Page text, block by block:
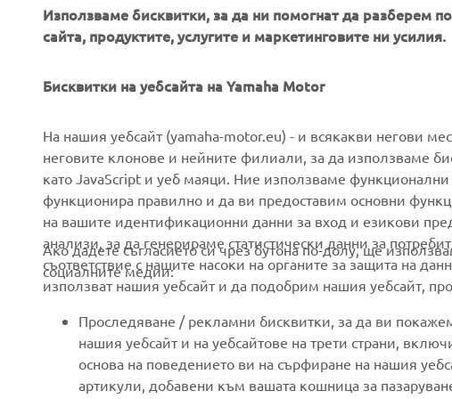
CORPORATE
About us
News
Events
Press
Working at Yamaha
Become a Dealer
FOR BUSINESS
eBike systems
Authorities
Golfcourses
First responders
Robotics
Partnerships
Използваме бисквитки, за да ни помогнат да разберем
сайта, продуктите, услугите и маркетинговите ни усилия.
Бисквитки на уебсайта на Yamaha Motor
На нашия уебсайт (yamaha-motor.eu) - и всякакви негови
неговите клонове и нейните филиали, за да използваме
като JavaScript и уеб маяци. Ние използваме
функционира правилно и да ви предоставим основни
на вашите идентификационни данни за вход и езикови
анализи, за да генерираме статистически данни за
съответствие с нашите насоки на органите за защита на
използват нашия уебсайт и да подобрим нашия уебсайт,
Ако дадете съгласието си чрез бутона по-долу, ще
социалните медии:
Проследяване / рекламни бисквитки, за да ви
нашия уебсайт и на уебсайтове на трети страни,
основа на поведението ви на сърфиране на нашия
артикули, добавени към вашата кошница за